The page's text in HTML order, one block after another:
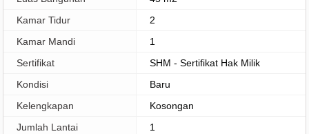
Kamar Tidur
2
Kamar Mandi
1
Sertifikat
SHM - Sertifikat Hak Milik
Kondisi
Baru
Kelengkapan
Kosongan
Jumlah Lantai
1